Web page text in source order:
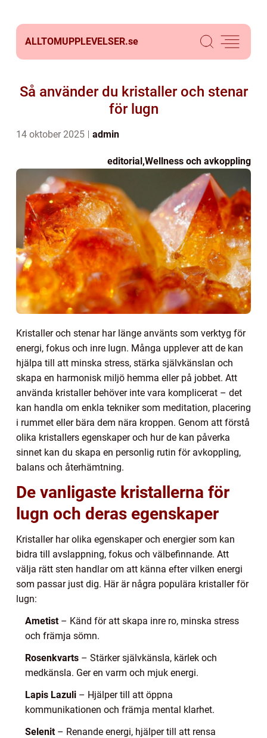
ALLTOMUPPLEVELSER.se
Så använder du kristaller och stenar
för lugn
14 oktober 2025 admin
editorial,Wellness och avkoppling
Kristaller och stenar har länge använts som verktyg för
energi, fokus och inre lugn. Många upplever att de kan
hjälpa till att minska stress, stärka självkänslan och
skapa en harmonisk miljö hemma eller på jobbet. Att
använda kristaller behöver inte vara komplicerat – det
kan handla om enkla tekniker som meditation, placering
i rummet eller bära dem nära kroppen. Genom att förstå
olika kristallers egenskaper och hur de kan påverka
sinnet kan du skapa en personlig rutin för avkoppling,
balans och återhämtning.
De vanligaste kristallerna för
lugn och deras egenskaper
Kristaller har olika egenskaper och energier som kan
bidra till avslappning, fokus och välbefinnande. Att
välja rätt sten handlar om att känna efter vilken energi
som passar just dig. Här är några populära kristaller för
lugn:
Ametist– Känd för att skapa inre ro, minska stress
och främja sömn.
Rosenkvarts – Stärker självkänsla, kärlek och
medkänsla. Ger en varm och mjuk energi.
Lapis Lazuli – Hjälper till att öppna
kommunikationen och främja mental klarhet.
Selenit– Renande energi, hjälper till att rensa